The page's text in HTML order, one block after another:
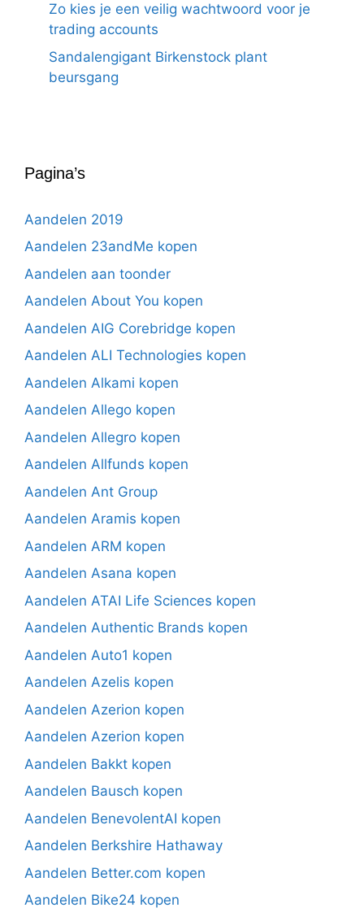
Zo kies je een veilig wachtwoord voor je
trading accounts
Sandalengigant Birkenstock plant
beursgang
Pagina’s
Aandelen 2019
Aandelen 23andMe kopen
Aandelen aan toonder
Aandelen About You kopen
Aandelen AIG Corebridge kopen
Aandelen ALI Technologies kopen
Aandelen Alkami kopen
Aandelen Allego kopen
Aandelen Allegro kopen
Aandelen Allfunds kopen
Aandelen Ant Group
Aandelen Aramis kopen
Aandelen ARM kopen
Aandelen Asana kopen
Aandelen ATAI Life Sciences kopen
Aandelen Authentic Brands kopen
Aandelen Auto1 kopen
Aandelen Azelis kopen
Aandelen Azerion kopen
Aandelen Azerion kopen
Aandelen Bakkt kopen
Aandelen Bausch kopen
Aandelen BenevolentAI kopen
Aandelen Berkshire Hathaway
Aandelen Better.com kopen
Aandelen Bike24 kopen